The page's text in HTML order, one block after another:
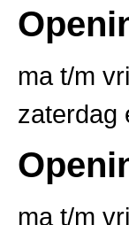
ma t/m
zaterdag
ma t/m